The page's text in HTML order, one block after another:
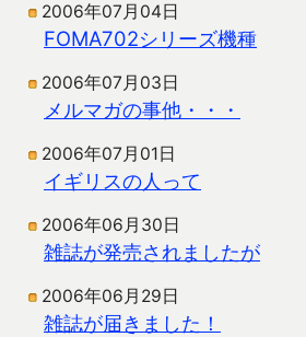
2006年07月04日
FOMA702シリーズ機種
2006年07月03日
メルマガの事他・・・
2006年07月01日
イギリスの人って
2006年06月30日
雑誌が発売されましたが
2006年06月29日
雑誌が届きました！